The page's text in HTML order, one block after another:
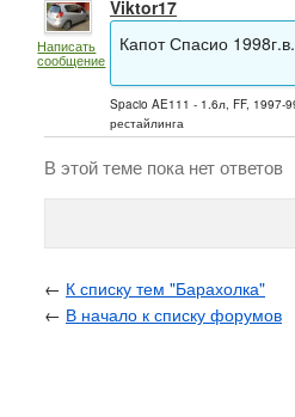
Сервисы и услуги
Новости
Написать
сообщение
Viktor17
Капот Спасио
Spacio AE111 - 1.6л, FF, 1997-
рестайлинга
В этой теме пока нет ответов
← К списку тем "Барахолка"
← В начало к списку форумов